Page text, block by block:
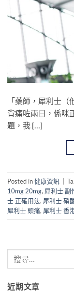
「藥師，犀利士
背痛咗兩日，係咪
題，我 […]
Posted in健康資訊
10mg 20mg, 犀利士 副
士 正確用法, 犀利士 硝
犀利士 頭痛, 犀利士 香
近期文章